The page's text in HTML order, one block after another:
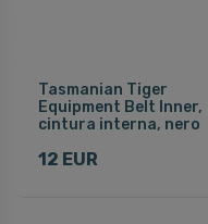
Tasmanian Tiger
Equipment Belt Inner,
cintura interna, nero
12 EUR